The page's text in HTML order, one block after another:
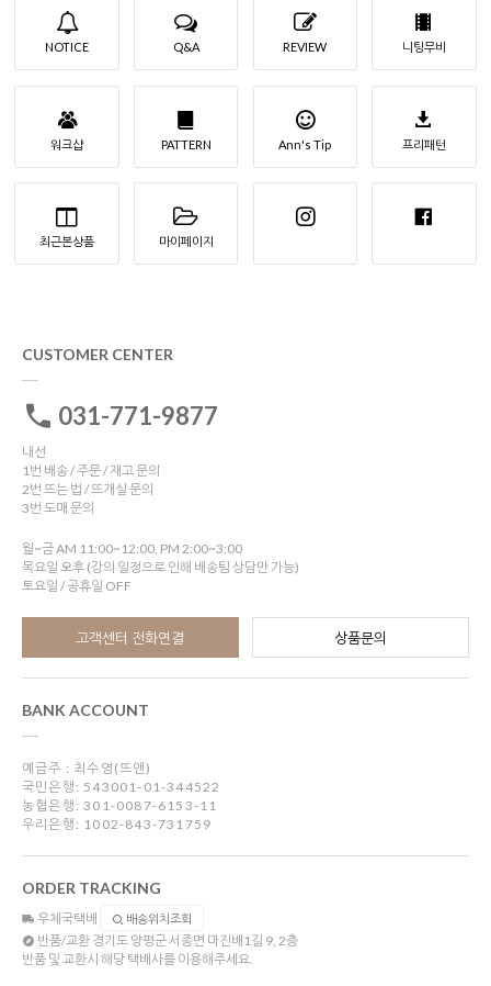
NOTICE Q&A REVIEW 니팅무비
워크샵 PATTERN Ann's Tip 프리패턴
최근본상품 마이페이지
CUSTOMER CENTER
031-771-9877
내선
1번 배송 / 주문 / 재고 문의
2번 뜨는 법 / 뜨개실 문의
3번 도매 문의
월~금 AM 11:00~12:00, PM 2:00~3:00
목요일 오후 (강의 일정으로 인해 배송팀 상담만 가능)
토요일 / 공휴일 OFF
고객센터 전화연결 상품문의
BANK ACCOUNT
예금주 : 최수영(뜨앤)
국민은행: 543001-01-344522
농협은행: 301-0087-6153-11
우리은행: 1002-843-731759
ORDER TRACKING
우체국택배 배송위치조회
반품/교환 경기도 양평군 서종면 마진배1길 9, 2층
반품 및 교환시 해당 택배사를 이용해주세요.